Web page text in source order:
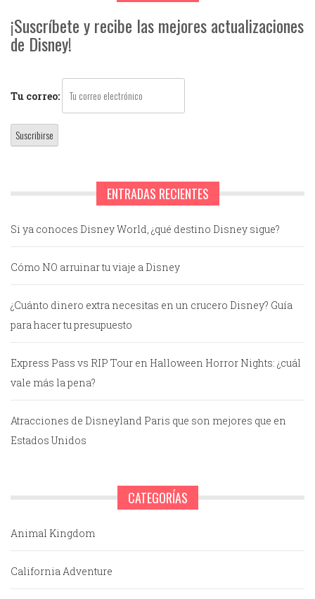
¡Suscríbete y recibe las mejores actualizaciones
de Disney!
Tu correo:
ENTRADAS RECIENTES
Si ya conoces Disney World, ¿qué destino Disney sigue?
Cómo NO arruinar tu viaje a Disney
¿Cuánto dinero extra necesitas en un crucero Disney? Guía
para hacer tu presupuesto
Express Pass vs RIP Tour en Halloween Horror Nights: ¿cuál
vale más la pena?
Atracciones de Disneyland Paris que son mejores que en
Estados Unidos
CATEGORÍAS
Animal Kingdom
California Adventure